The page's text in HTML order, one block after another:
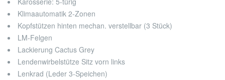
Klimaautomatik 2-Zonen
Kopfstützen hinten mechan. verstellbar (3 Stück)
LM-Felgen
Lackierung Cactus Grey
Lendenwirbelstütze Sitz vorn links
Lenkrad (Leder 3-Speichen)